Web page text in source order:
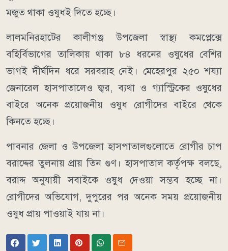
মজুত থাকা ওষুধই দিতে হচ্ছে।
লালমনিরহাটের কালীগঞ্জ উপজেলা স্বাস্থ্য কমপ্লেক্সে
বহির্বিভাগের তালিকায় থাকা ৮৪ ধরনের ওষুধের বেশির
ভাগই দীর্ঘদিন ধরে সরবরাহ নেই। মেহেরপুর ২৫০ শয্যা
জেনারেল হাসপাতালেও জ্বর, ব্যথা ও গ্যাস্ট্রিকের ওষুধের
বাইরে অনেক প্রয়োজনীয় ওষুধ রোগীদের বাইরে থেকে
কিনতে হচ্ছে।
পাবনার জেলা ও উপজেলা হাসপাতালগুলোতে রোগীর চাপ
বরাদ্দের তুলনায় প্রায় তিন গুণ। হাসপাতাল কর্তৃপক্ষ বলছে,
বরাদ্দ অনুযায়ী সবাইকে ওষুধ দেওয়া সম্ভব হচ্ছে না।
রোগীদের অভিযোগ, দুপুরের পর অনেক সময় প্রয়োজনীয়
ওষুধ প্রায় পাওয়াই যায় না।